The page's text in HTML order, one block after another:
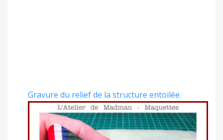
Gravure du relief de la structure entoilée.